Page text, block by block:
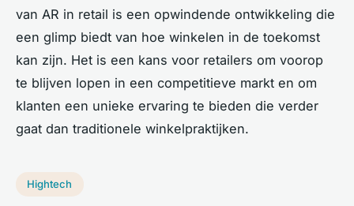
van AR in retail is een opwindende ontwikkeling die
een glimp biedt van hoe winkelen in de toekomst
kan zijn. Het is een kans voor retailers om voorop
te blijven lopen in een competitieve markt en om
klanten een unieke ervaring te bieden die verder
gaat dan traditionele winkelpraktijken.
Hightech